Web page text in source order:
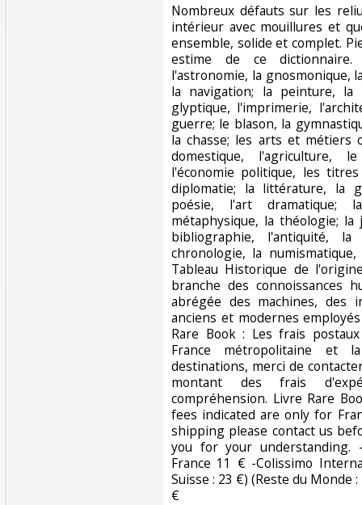
‎Nombreux défauts sur les
intérieur avec mouillures et
ensemble, solide et complet.
estime de ce dictionnaire.
l'astronomie, la gnosmonique,
la navigation; la peinture,
glyptique, l'imprimerie,
guerre; le blason, la
la chasse; les arts et métiers
domestique, l'agriculture,
l'économie politique, les
diplomatie; la littérature, la
poésie, l'art dramatique;
métaphysique, la théologie;
bibliographie, l'antiquité,
chronologie, la
Tableau Historique de
branche des connoissances
abrégée des machines, des
anciens et modernes
Rare Book : Les frais
France métropolitaine et
destinations, merci de
montant des frais
compréhension. Livre Rare
fees indicated are only for
shipping please contact us
you for your understanding.
France 11 € -Colissimo
Suisse : 23 €) (Reste du Monde
€ ‎